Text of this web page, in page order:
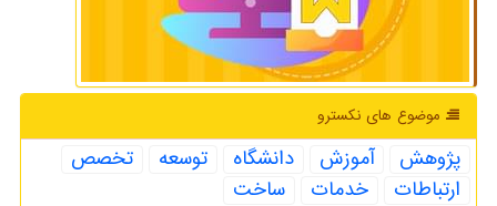
موضوع های نكسترو
پژوهش آموزش دانشگاه توسعه
تخصص
ارتباطات
خدمات ساخت